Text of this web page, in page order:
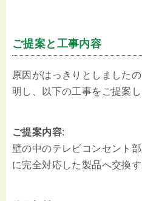
ご提案と工事内容
原因がはっきりとしました
明し、以下の工事をご提案し
ご提案内容:
壁の中のテレビコンセント
に完全対応した製品へ交換す